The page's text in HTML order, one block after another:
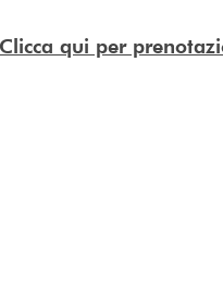
Clicca qui per